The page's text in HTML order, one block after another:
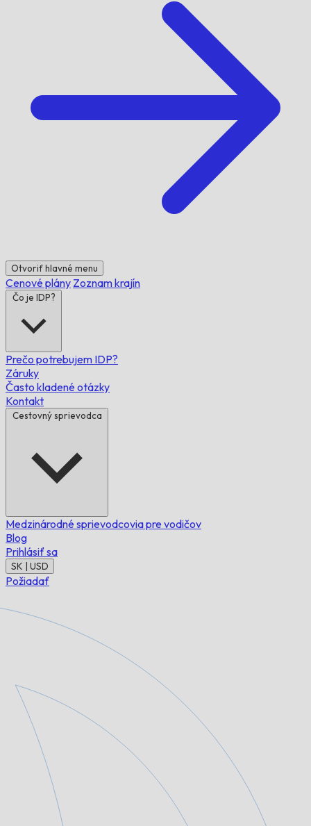
Otvoriť hlavné menu
Cenové plány Zoznam krajín
Čo je IDP?
Prečo potrebujem IDP?
Záruky
Často kladené otázky
Kontakt
Cestovný sprievodca
Medzinárodné sprievodcovia pre vodičov
Blog
Prihlásiť sa
SK | USD
Požiadať